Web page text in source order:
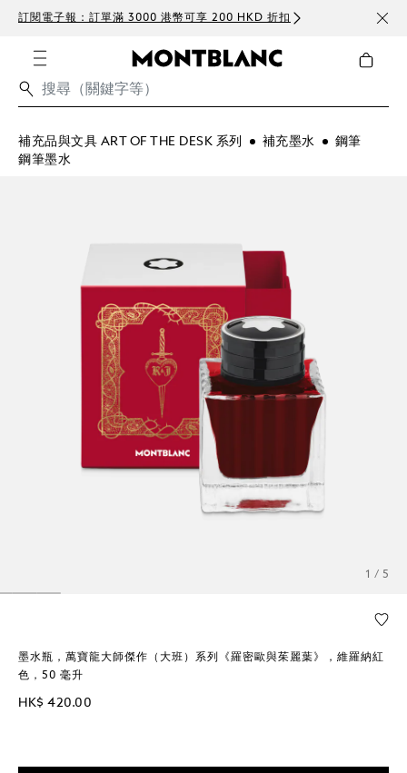
訂閱電子報：訂單滿 3000 港幣可享 200 HKD 折扣 免費
補充品與文具 ART OF THE DESK 系列 補充墨水
鋼筆
鋼筆墨水
1 / 5
墨水瓶，萬寶龍大師傑作（大班）系列《羅密歐與茱麗葉》，維羅納紅
色，50 毫升
HK$ 420.00